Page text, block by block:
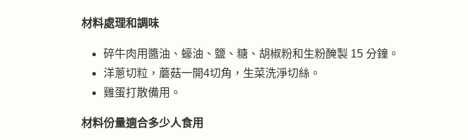
材料處理和調味
碎牛肉用醬油、蠔油、鹽、糖、胡椒粉和生粉醃製 15 分鐘。
洋蔥切粒，蘑菇一開4切角，生菜洗淨切絲。
雞蛋打散備用。
材料份量適合多少人食用